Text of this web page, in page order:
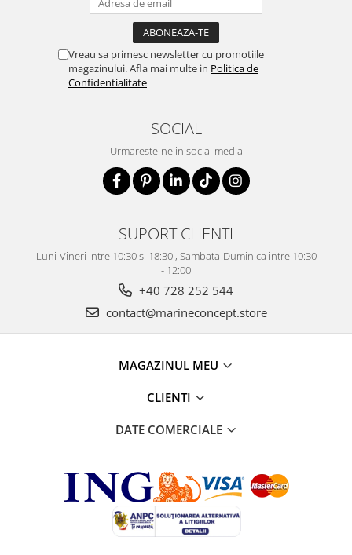
Vreau sa primesc newsletter cu promotiile
magazinului. Afla mai multe in Politica de
Confidentialitate
SOCIAL
Urmareste-ne in social media
SUPORT CLIENTI
Luni-Vineri intre 10:30 si 18:30 , Sambata-Duminica intre 10:30
- 12:00
+40 728 252 544
contact@marineconcept.store
MAGAZINUL MEU
CLIENTI
DATE COMERCIALE